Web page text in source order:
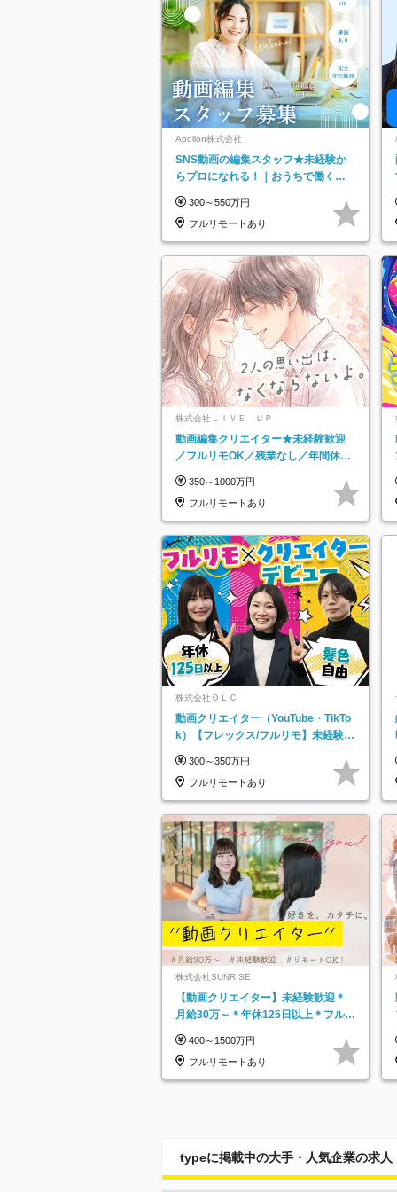
Apollon株式会社
SNS動画の編集スタッフ★未経験か
らプロになれる！｜おうちで働くフ
300～550万円
フルリモートあり
株式会社ＬＩＶＥ ＵＰ
動画編集クリエイター★未経験歓迎
／フルリモOK／残業なし／年間休日
実で安心
350～1000万円
フルリモートあり
株式会社ＯＬＣ
動画クリエイター（YouTube・TikTo
k）【フレックス/フルリモ】未経験O
300～350万円
フルリモートあり
株式会社SUNRISE
【動画クリエイター】未経験歓迎＊
月給30万～＊年休125日以上＊フルリ
決定◆
400～1500万円
フルリモートあり
typeに掲載中の大手・人気企業の求人